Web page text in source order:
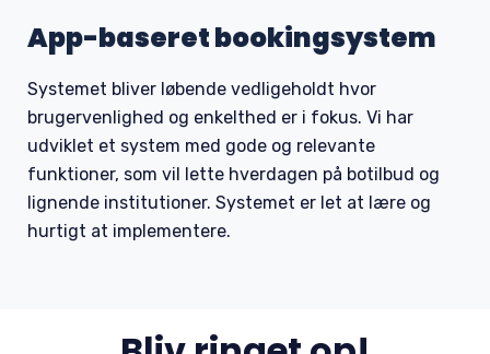
App-baseret bookingsystem
Systemet bliver løbende vedligeholdt hvor
brugervenlighed og enkelthed er i fokus. Vi har
udviklet et system med gode og relevante
funktioner, som vil lette hverdagen på botilbud og
lignende institutioner. Systemet er let at lære og
hurtigt at implementere.